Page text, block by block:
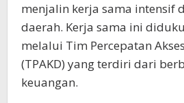
menjalin kerja sama intensif
daerah. Kerja sama ini
melalui Tim Percepatan
(TPAKD) yang terdiri dari
keuangan.